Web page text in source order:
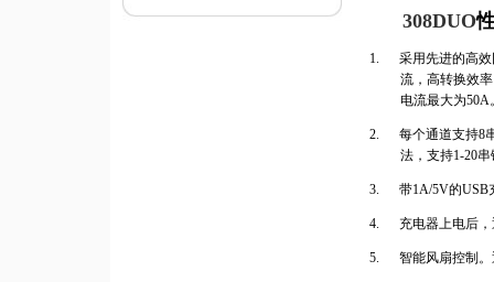
308DUO
1.
采用先进的高
流，高转换效
电流最大为50A
2. 每个通道支持8
法，支持1-20
3. 带1A/5V的USB
4. 充电器上电后
5. 智能风扇控制